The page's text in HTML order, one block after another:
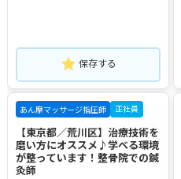
保存する
あん摩マッサージ指圧師 正社員
【東京都／荒川区】治療技術を
磨い方にオススメ♪学べる環境
が整っています！整骨院での鍼
灸師